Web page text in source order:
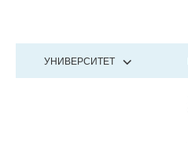
УНИВЕРСИТЕТ